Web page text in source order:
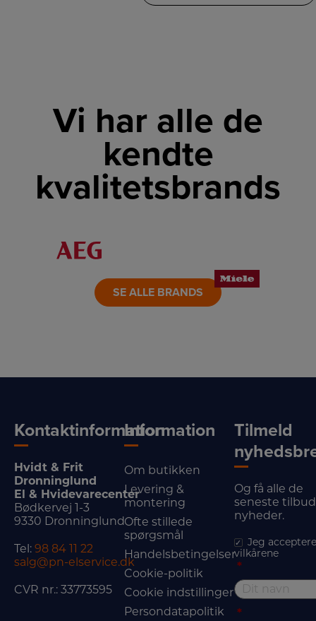
Vi har alle de
kendte
kvalitetsbrands
LINK
SE ALLE BRANDS
Kontaktinformation
Hvidt & Frit
Dronninglund
El & Hvidevarecenter
Bødkervej 1-3
9330 Dronninglund
Tel: 98 84 11 22
salg@pn-elservice.dk
CVR nr.: 33773595
Information
Om butikken
Levering &
montering
Ofte stillede
spørgsmål
Handelsbetingelser
Cookie-politik
Cookie indstillinger
Persondatapolitik
Tilmeld
Og få alle de
seneste
nyheder.
Jeg
vilkårene
*
*